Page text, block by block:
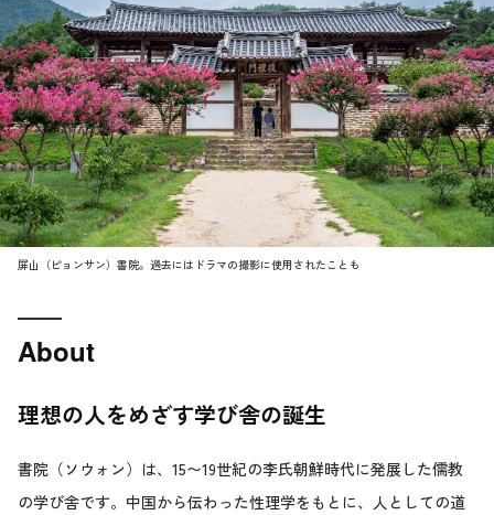
屏山（ピョンサン）書院。過去にはドラマの撮影に使用されたことも
About
理想の人をめざす学び舎の誕生
書院（ソウォン）は、15〜19世紀の李氏朝鮮時代に発展した儒教
の学び舎です。中国から伝わった性理学をもとに、人としての道